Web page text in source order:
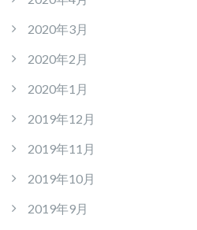
2020年3月
2020年2月
2020年1月
2019年12月
2019年11月
2019年10月
2019年9月